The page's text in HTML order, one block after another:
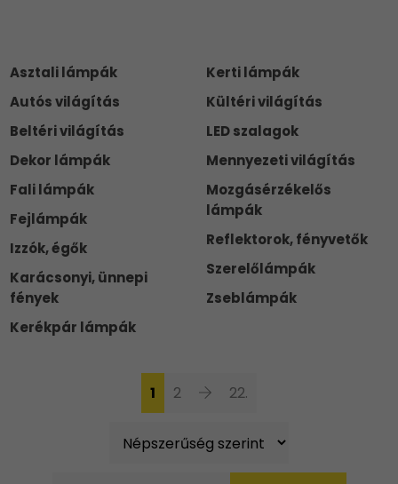
Asztali lámpák
Autós világítás
Beltéri világítás
Dekor lámpák
Fali lámpák
Fejlámpák
Izzók, égők
Karácsonyi, ünnepi
fények
Kerékpár lámpák
Kerti lámpák
Kültéri világítás
LED szalagok
Mennyezeti világítás
Mozgásérzékelős
lámpák
Reflektorok, fényvetők
Szerelőlámpák
Zseblámpák
1 2 22.